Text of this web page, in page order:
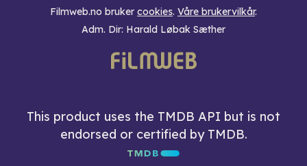
Filmweb.no bruker cookies. Våre brukervilkår.
Adm. Dir: Harald Løbak Sæther
This product uses the TMDB API but is not
endorsed or certified by TMDB.